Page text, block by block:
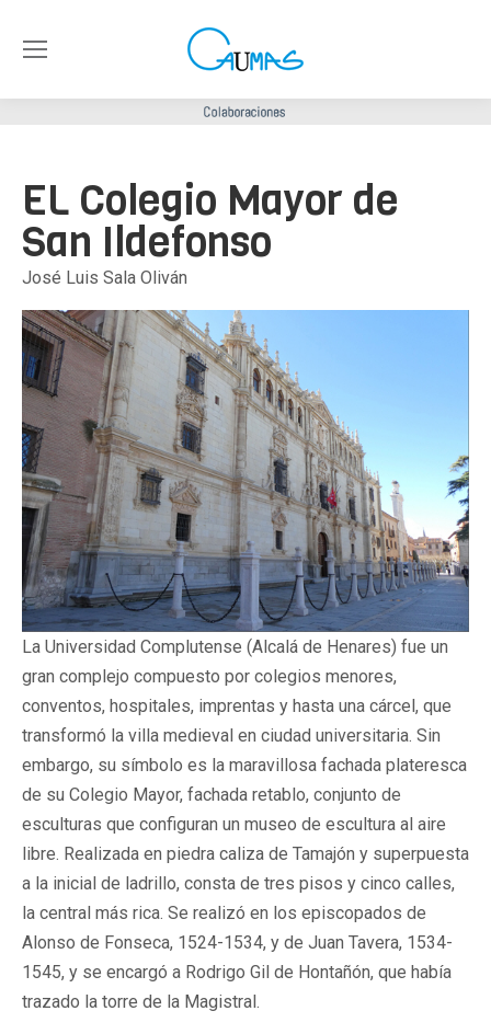
EL Colegio Mayor de
San Ildefonso
José Luis Sala Oliván
La Universidad Complutense (Alcalá de Henares) fue un
gran complejo compuesto por colegios menores,
conventos, hospitales, imprentas y hasta una cárcel, que
transformó la villa medieval en ciudad universitaria. Sin
embargo, su símbolo es la maravillosa fachada plateresca
de su Colegio Mayor, fachada retablo, conjunto de
esculturas que configuran un museo de escultura al aire
libre. Realizada en piedra caliza de Tamajón y superpuesta
a la inicial de ladrillo, consta de tres pisos y cinco calles,
la central más rica. Se realizó en los episcopados de
Alonso de Fonseca, 1524-1534, y de Juan Tavera, 1534-
1545, y se encargó a Rodrigo Gil de Hontañón, que había
trazado la torre de la Magistral.